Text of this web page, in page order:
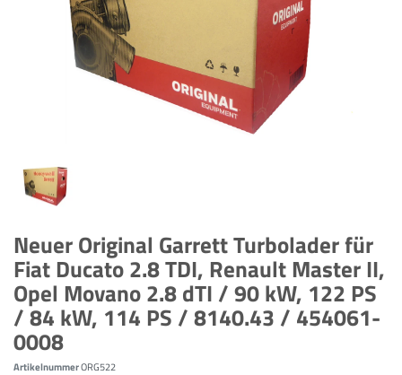
Neuer Original Garrett Turbolader für
Fiat Ducato 2.8 TDI, Renault Master II,
Opel Movano 2.8 dTI / 90 kW, 122 PS
/ 84 kW, 114 PS / 8140.43 / 454061-
0008
ArtikelnummerORG522